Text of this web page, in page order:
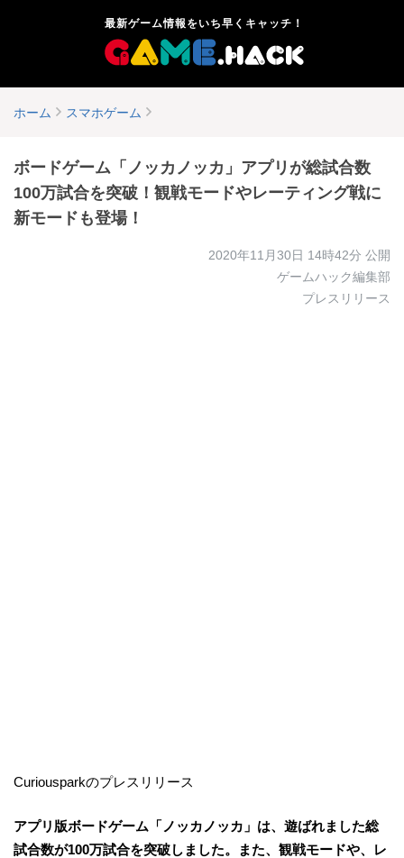
最新ゲーム情報をいち早くキャッチ！
ホーム スマホゲーム
ボードゲーム「ノッカノッカ」アプリが総試合数
100万試合を突破！観戦モードやレーティング戦に
新モードも登場！
2020年11月30日 14時42分 公開
ゲームハック編集部
プレスリリース
Curiousparkのプレスリリース
アプリ版ボードゲーム「ノッカノッカ」は、遊ばれました総
試合数が100万試合を突破しました。また、観戦モードや、レ